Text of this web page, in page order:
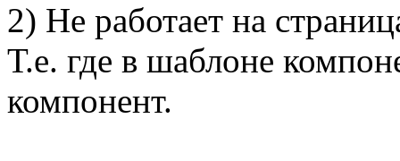
2) Не работает на
Т.е. где в шаблоне
компонент.